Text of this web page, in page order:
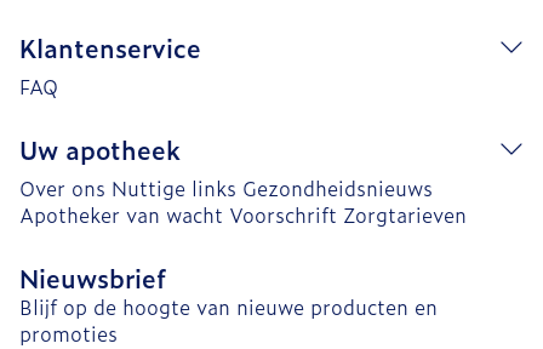
Klantenservice
FAQ
Uw apotheek
Over ons Nuttige links Gezondheidsnieuws
Apotheker van wacht Voorschrift Zorgtarieven
Nieuwsbrief
Blijf op de hoogte van nieuwe producten en
promoties